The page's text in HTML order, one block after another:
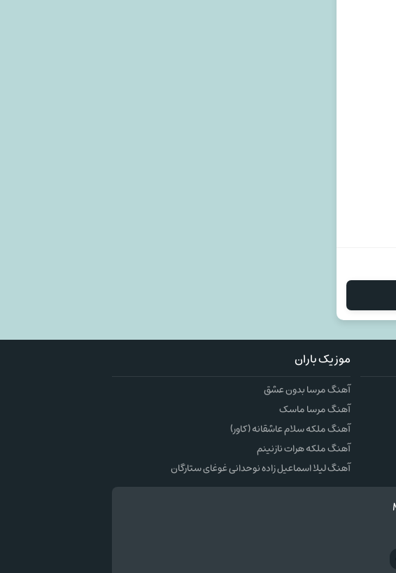
موزیک باران
آهنگ مرسا بدون عشق
آهنگ مرسا ماسک
آهنگ ملکه سلام عاشقانه (کاور)
آهنگ ملکه هرات نازنینم
آهنگ لیلا اسماعیل زاده نوحدانی غوغای ستارگان